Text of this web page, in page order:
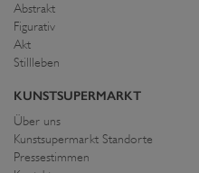
Abstrakt
Figurativ
Akt
Stillleben
KUNSTSUPERMARKT
Über uns
Kunstsupermarkt Standorte
Pressestimmen